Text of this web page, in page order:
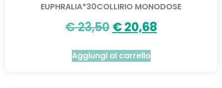
EUPHRALIA*30COLLIRIO MONODOSE
€23,50 €20,68
Aggiungi al carrello